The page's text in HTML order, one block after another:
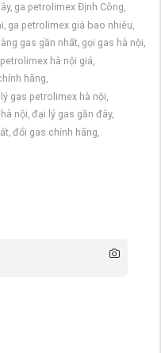
ga petrolimex Định Công,
ga petrolimex giá bao nhiêu,
gas gần nhất, gọi gas hà nội,
hà nội giá,
hãng,
gas petrolimex hà nội,
nội,đại lý gas gần đây,
đổi gas chính hãng,